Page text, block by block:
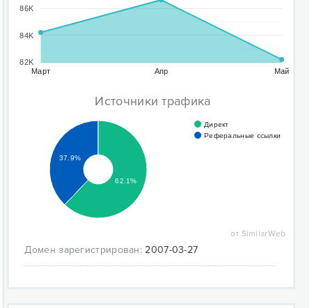
Март Апр Май
82K
84K
86K
Источники трафика
Директ
Реферальные ссылки
37.9%
62.1%
от SimilarWeb
Домен зарегистрирован: 2007-03-27